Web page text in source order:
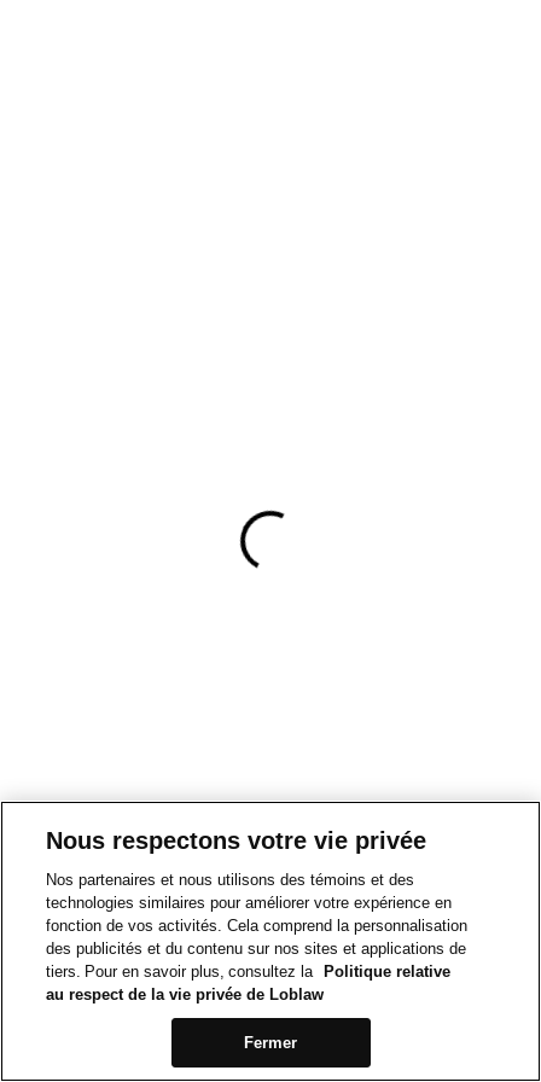
Nous respectons votre vie privée
Nos partenaires et nous utilisons des témoins et des
technologies similaires pour améliorer votre expérience en
fonction de vos activités. Cela comprend la personnalisation
des publicités et du contenu sur nos sites et applications de
tiers. Pour en savoir plus, consultez la
Politique relative
au respect de la vie privée de Loblaw
Fermer